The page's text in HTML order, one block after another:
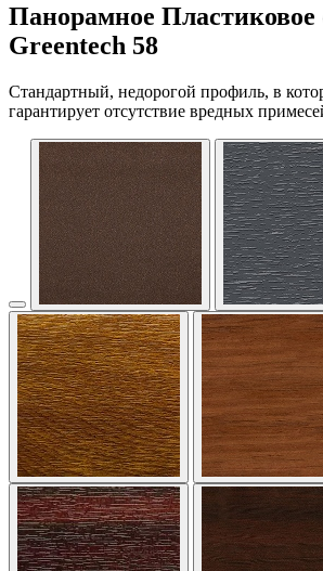
Панорамное Пластиковое
Greentech 58
Стандартный, недорогой профиль, в
гарантирует отсутствие вредных